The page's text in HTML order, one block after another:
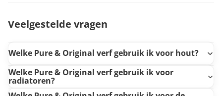
Veelgestelde vragen
Welke Pure & Original verf gebruik ik voor hout?
Welke Pure & Original verf gebruik ik voor
radiatoren?